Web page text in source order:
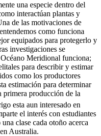
una especie dentro del
interactúan plantas y
de las motivaciones de
como funciona
equipados para protegerlo y
investigaciones se
Meridional funciona;
para describir y estimar
como los productores
estimación para determinar
primera producción de la
esta aun interesado en
el interés con estudiantes
clase cada otoño acerca
Australia.